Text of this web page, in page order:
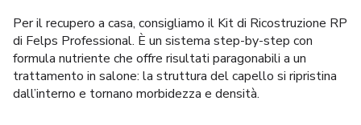
Per il recupero a casa, consigliamo il Kit di Ricostruzione RP
di Felps Professional. È un sistema step-by-step con
formula nutriente che offre risultati paragonabili a un
trattamento in salone: la struttura del capello si ripristina
dall’interno e tornano morbidezza e densità.